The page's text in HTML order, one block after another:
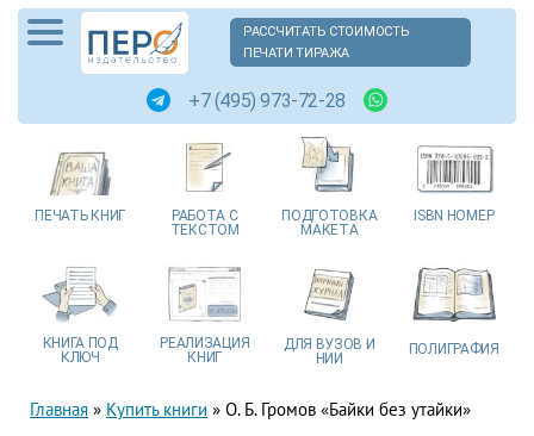
РАССЧИТАТЬ СТОИМОСТЬ
ПЕЧАТИ ТИРАЖА
+7 (495) 973-72-28
ПЕЧАТЬ КНИГ РАБОТА С
ТЕКСТОМ
ПОДГОТОВКА
МАКЕТА
ISBN НОМЕР
КНИГА ПОД
КЛЮЧ
РЕАЛИЗАЦИЯ
КНИГ
ДЛЯ ВУЗОВ И
НИИ
ПОЛИГРАФИЯ
Главная » Купить книги » О. Б. Громов «Байки без утайки»